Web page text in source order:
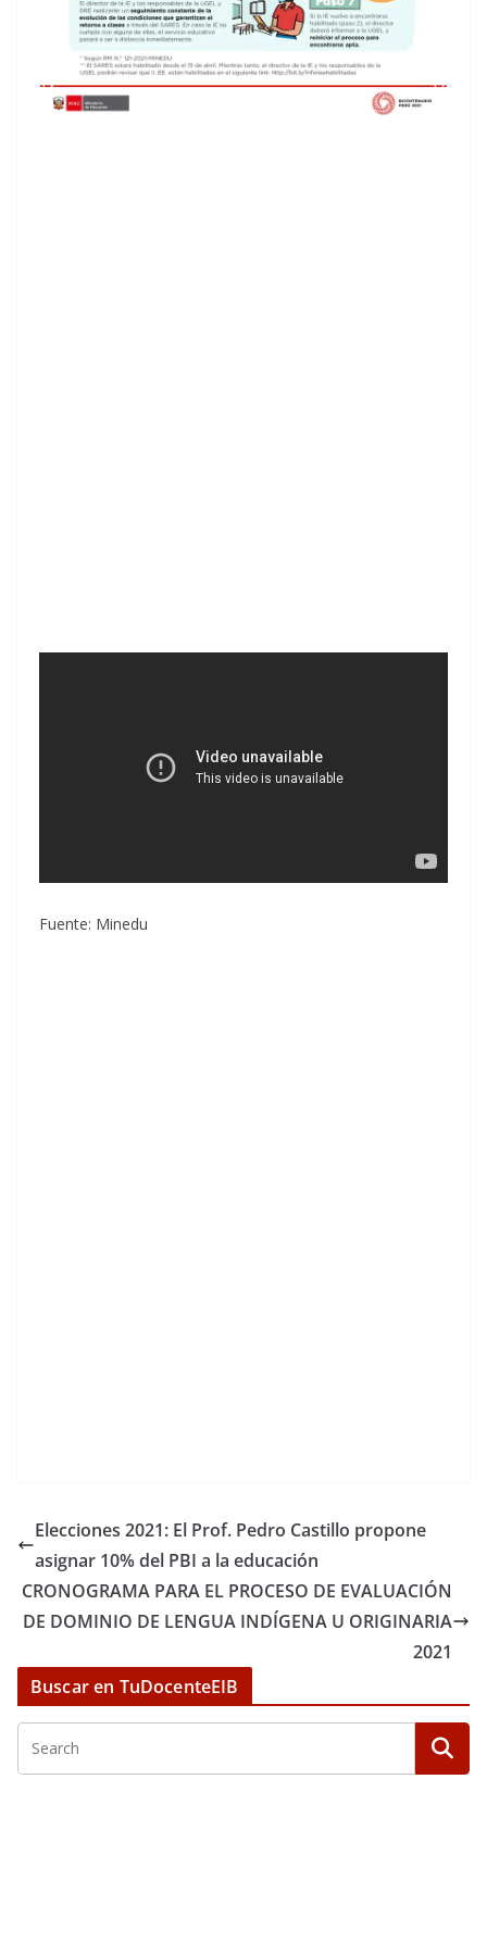
Fuente: Minedu
Elecciones 2021: El Prof. Pedro Castillo propone
asignar 10% del PBI a la educación
CRONOGRAMA PARA EL PROCESO DE EVALUACIÓN
DE DOMINIO DE LENGUA INDÍGENA U ORIGINARIA
2021
Buscar en TuDocenteEIB